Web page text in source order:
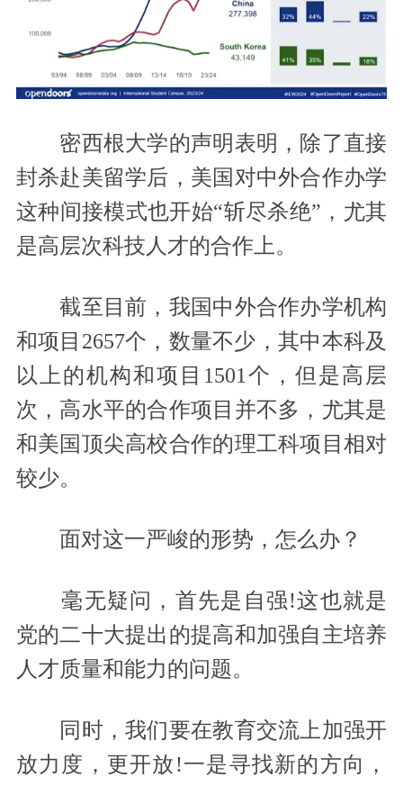
密西根大学的声明表明，除了直接
封杀赴美留学后，美国对中外合作办学
这种间接模式也开始“斩尽杀绝”，尤其
是高层次科技人才的合作上。
截至目前，我国中外合作办学机构
和项目2657个，数量不少，其中本科及
以上的机构和项目1501个，但是高层
次，高水平的合作项目并不多，尤其是
和美国顶尖高校合作的理工科项目相对
较少。
面对这一严峻的形势，怎么办？
毫无疑问，首先是自强!这也就是
党的二十大提出的提高和加强自主培养
人才质量和能力的问题。
同时，我们要在教育交流上加强开
放力度，更开放!一是寻找新的方向，